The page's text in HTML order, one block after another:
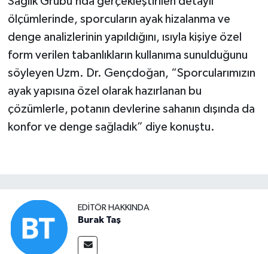
ölçümlerinde, sporcuların ayak hizalanma ve
denge analizlerinin yapıldığını, ısıyla kişiye özel
form verilen tabanlıkların kullanıma sunulduğunu
söyleyen Uzm. Dr. Gençdoğan, “Sporcularımızın
ayak yapısına özel olarak hazırlanan bu
çözümlerle, potanın devlerine sahanın dışında da
konfor ve denge sağladık” diye konuştu.
EDITÖR HAKKINDA
Burak Taş